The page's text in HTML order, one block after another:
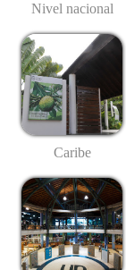
Nivel nacional
Caribe